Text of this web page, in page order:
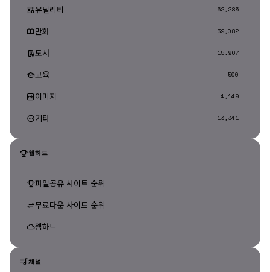
유틸리티 62,285
만화 39,082
도서 15,967
교육 500
이미지 4,149
기타 13,341
웹하드
파일공유 사이트 순위
무료다운 사이트 순위
웹하드
채널